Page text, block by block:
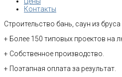
Контакты
Строительство бань, саун из
+ Более 150 типовых проектов на
+ Собственное производство.
+ Поэтапная оплата за результат.